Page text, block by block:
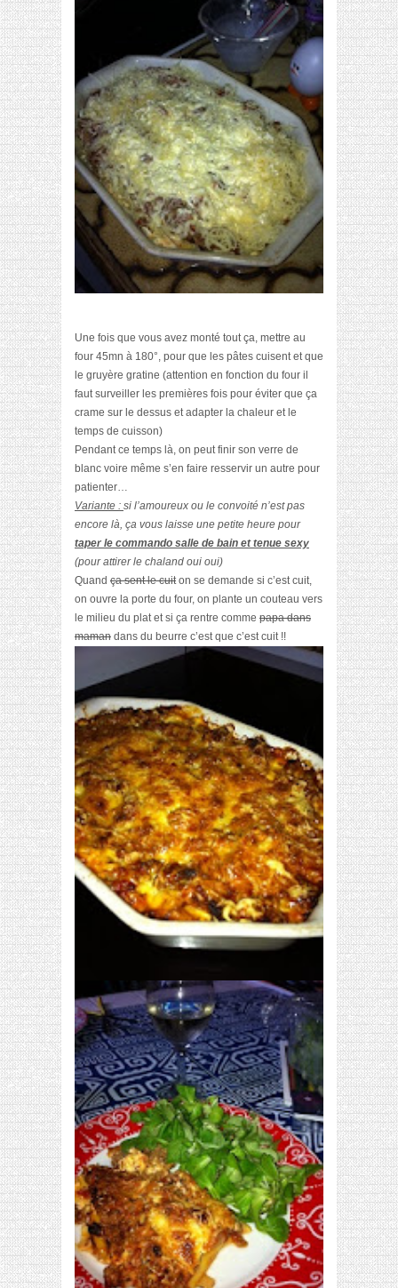
Une fois que vous avez monté tout ça, mettre au
four 45mn à 180°, pour que les pâtes cuisent et que
le gruyère gratine (attention en fonction du four il
faut surveiller les premières fois pour éviter que ça
crame sur le dessus et adapter la chaleur et le
temps de cuisson)
Pendant ce temps là, on peut finir son verre de
blanc voire même s’en faire resservir un autre pour
patienter…
Variante : si l’amoureux ou le convoité n’est pas
encore là, ça vous laisse une petite heure pour
taper le commando salle de bain et tenue sexy
(pour attirer le chaland oui oui)
Quand ça sent le cuiton se demande si c’est cuit,
on ouvre la porte du four, on plante un couteau vers
le milieu du plat et si ça rentre comme papa dans
maman dans du beurre c’est que c’est cuit !!